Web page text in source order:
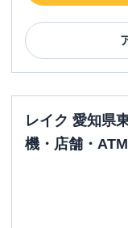
レイク 愛知県
機・店舗・